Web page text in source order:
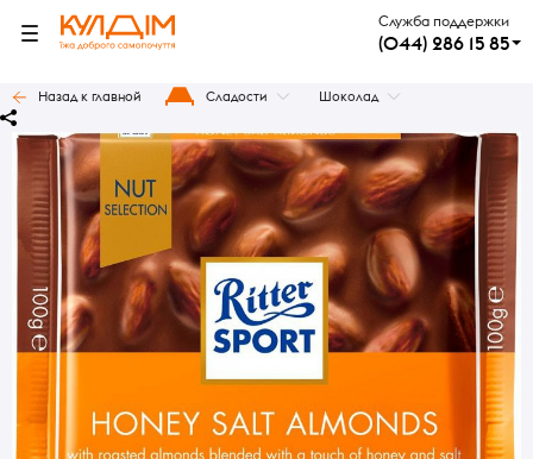
Служба поддержки
(044) 286 15 85
Назад к главной Сладости Шоколад